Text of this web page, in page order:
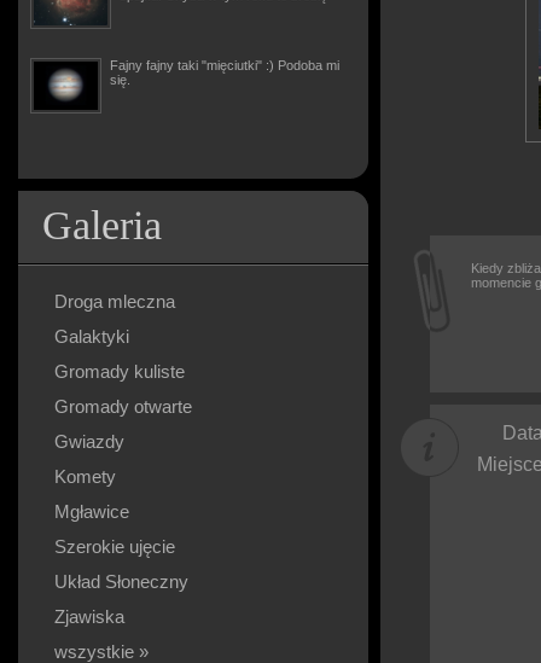
Fajny fajny taki "mięciutki" :) Podoba mi
się.
Galeria
Droga mleczna
Galaktyki
Gromady kuliste
Gromady otwarte
Gwiazdy
Komety
Mgławice
Szerokie ujęcie
Układ Słoneczny
Zjawiska
wszystkie »
Kiedy
momencie